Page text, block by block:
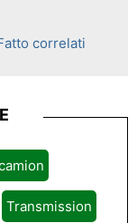
correlati
Transmission